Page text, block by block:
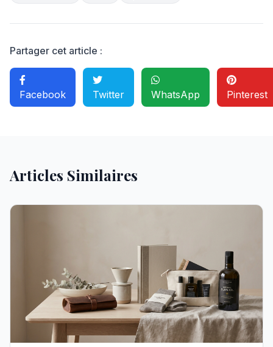
Partager cet article :
Facebook Twitter WhatsApp Pinterest
Articles Similaires